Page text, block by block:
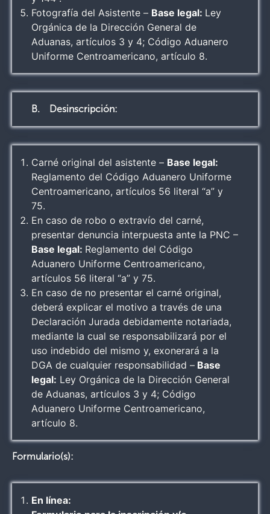
Fotografía del Asistente – Base legal: Ley
Orgánica de la Dirección General de
Aduanas, artículos 3 y 4; Código Aduanero
Uniforme Centroamericano, artículo 8.
B. Desinscripción:
Carné original del asistente – Base legal:
Reglamento del Código Aduanero Uniforme
Centroamericano, artículos 56 literal “a” y
75.
En caso de robo o extravío del carné,
presentar denuncia interpuesta ante la PNC –
Base legal: Reglamento del Código
Aduanero Uniforme Centroamericano,
artículos 56 literal “a” y 75.
En caso de no presentar el carné original,
deberá explicar el motivo a través de una
Declaración Jurada debidamente notariada,
mediante la cual se responsabilizará por el
uso indebido del mismo y, exonerará a la
DGA de cualquier responsabilidad – Base
legal: Ley Orgánica de la Dirección General
de Aduanas, artículos 3 y 4; Código
Aduanero Uniforme Centroamericano,
artículo 8.
Formulario(s):
En línea: